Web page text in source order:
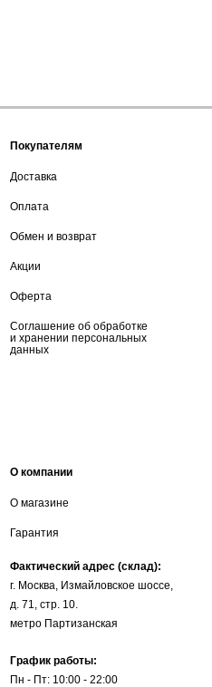
Покупателям
Доставка
Оплата
Обмен и возврат
Акции
Оферта
Соглашение об обработке
и хранении персональных
данных
О компании
О магазине
Гарантия
Фактический адрес (склад):
г. Москва, Измайловское шоссе,
д. 71, стр. 10.
метро Партизанская
График работы:
Пн - Пт: 10:00 - 22:00